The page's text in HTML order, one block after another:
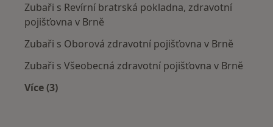
Zubaři s Revírní bratrská pokladna, zdravotní
pojišťovna v Brně
Zubaři s Oborová zdravotní pojišťovna v Brně
Zubaři s Všeobecná zdravotní pojišťovna v Brně
Více (3)